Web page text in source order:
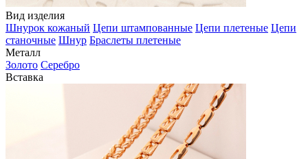
Вид изделия
Шнурок кожаный Цепи штампованные Цепи плетеные Цепи
станочные Шнур Браслеты плетеные
Металл
Золото Серебро
Вставка